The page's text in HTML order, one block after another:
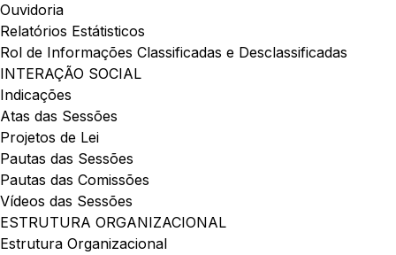
Ouvidoria
Relatórios Estátisticos
Rol de Informações Classificadas e Desclassificadas
INTERAÇÃO SOCIAL
Indicações
Atas das Sessões
Projetos de Lei
Pautas das Sessões
Pautas das Comissões
Vídeos das Sessões
ESTRUTURA ORGANIZACIONAL
Estrutura Organizacional